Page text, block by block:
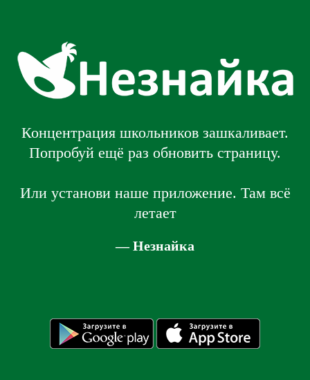
Концентрация школьников зашкаливает.
Попробуй ещё раз обновить страницу.
Или установи наше приложение. Там всё
летает
— Незнайка